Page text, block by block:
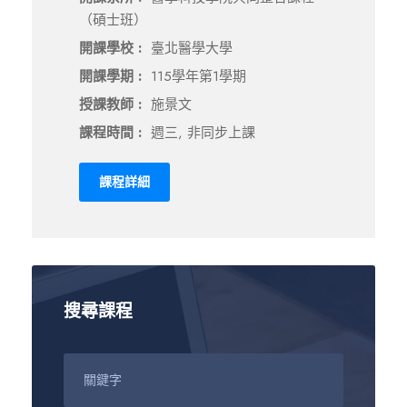
（碩士班）
開課學校 : 臺北醫學大學
開課學期 : 115學年第1學期
授課教師 : 施景文
課程時間 : 週三, 非同步上課
課程詳細
搜尋課程